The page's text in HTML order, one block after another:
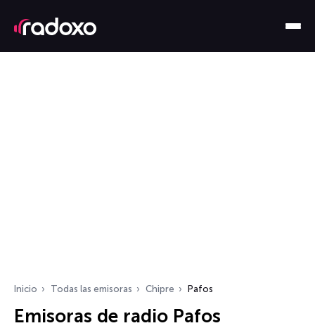
Inicio Todas las emisoras Chipre Pafos
Emisoras de radio Pafos